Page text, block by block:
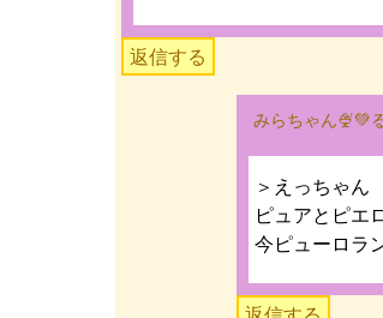
返信する
みらちゃん🍨💚
＞えっちゃん
ピュアとピエ
今ピューロラ